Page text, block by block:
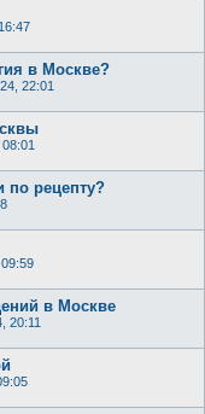
в Москве?
22:01
по рецепту?
в Москве
20:11